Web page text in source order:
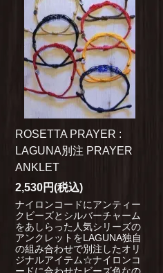
ROSETTA PRAYER :
LAGUNA別注 PRAYER
ANKLET
2,530円(税込)
ナイロンコードにアンティー
クビーズとシルバーチャーム
をあしらった人気シリーズの
アンクレットをLAGUNA独自
の組み合わせで別注したオリ
ジナルアイテム☆ナイロンコ